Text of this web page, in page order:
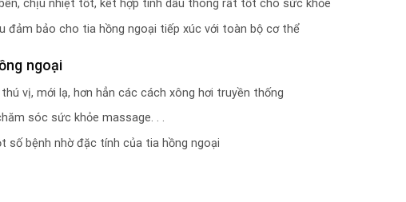
chịu nhiệt tốt, kết hợp tinh dầu thông rất tốt cho sức khỏe
đảm bảo cho tia hồng ngoại tiếp xúc với toàn bộ cơ thể
ngoại
vị, mới lạ, hơn hẳn các cách xông hơi truyền thống
sóc sức khỏe massage. . .
số bệnh nhờ đặc tính của tia hồng ngoại